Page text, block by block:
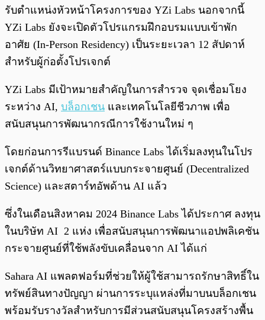
รับตำแหน่งหัวหน้าโครงการของ YZi Labs นอกจากนี้
YZi Labs ยังจะเปิดตัวโปรแกรมฝึกอบรมแบบเข้าพัก
อาศัย (In-Person Residency) เป็นระยะเวลา 12 สัปดาห์
สำหรับผู้ก่อตั้งโปรเจกต์
YZi Labs มีเป้าหมายสำคัญในการสำรวจ จุดเชื่อมโยง
ระหว่าง AI, บล็อกเชน และเทคโนโลยีชีวภาพ เพื่อ
สนับสนุนการพัฒนากรณีการใช้งานใหม่ ๆ
โดยก่อนการรีแบรนด์ Binance Labs ได้เริ่มลงทุนในโปร
เจกต์ด้านวิทยาศาสตร์แบบกระจายศูนย์ (Decentralized
Science) และสตาร์ทอัพด้าน AI แล้ว
ซึ่งในเดือนสิงหาคม 2024 Binance Labs ได้ประกาศ ลงทุน
ในบริษัท AI 2 แห่ง เพื่อสนับสนุนการพัฒนาแอปพลิเคชัน
กระจายศูนย์ที่ใช้พลังขับเคลื่อนจาก AI ได้แก่
Sahara AI แพลตฟอร์มที่ช่วยให้ผู้ใช้สามารถรักษาสิทธิ์ใน
ทรัพย์สินทางปัญญา ผ่านการระบุแหล่งที่มาบนบล็อกเชน
พร้อมรับรางวัลสำหรับการมีส่วนสนับสนุนโครงสร้างพื้น